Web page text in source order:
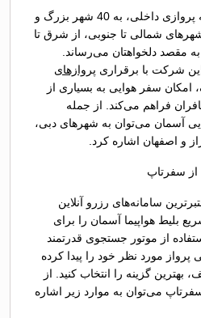
آسمان با گسترده‌ترین شبکه پروازی داخلی، به 40 شهر بزرگ و
شمالی تا جنوبی، از شرق تا
مقصد دلخواهتان می‌رساند.
شرکت با برقراری پروازهای
امکان سفر هوایی به بسیاری از
فراهم می‌کند. از جمله
آسمان می‌توان به شهرهای دبی،
و اصفهان اشاره کرد.
از سفرتاپ
سامانه‌های رزرو آنلاین
بلیط هواپیما آسمان را برای
از موتور جستجوی قدرتمند
پرواز مورد نظر خود را پیدا کرده
گزینه را انتخاب کنید. از
می‌توان به موارد زیر اشاره